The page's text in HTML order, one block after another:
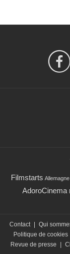
Filmstarts Allemagne
AdoroCinema
Contact Qui
Politique de cookies
Revue de presse